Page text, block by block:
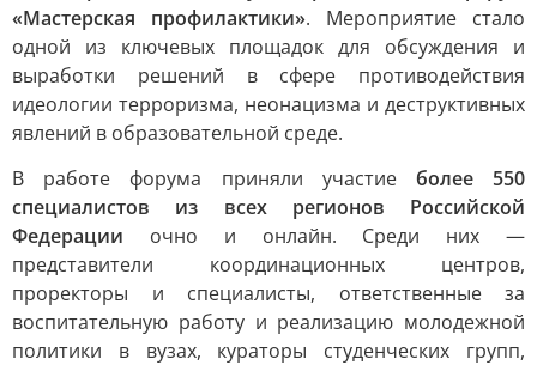
«Мастерская профилактики». Мероприятие стало
одной из ключевых площадок для обсуждения и
выработки решений в сфере противодействия
идеологии терроризма, неонацизма и деструктивных
явлений в образовательной среде.
В работе форума приняли участие более 550
специалистов из всех регионов Российской
Федерации очно и онлайн. Среди них —
представители координационных центров,
проректоры и специалисты, ответственные за
воспитательную работу и реализацию молодежной
политики в вузах, кураторы студенческих групп,